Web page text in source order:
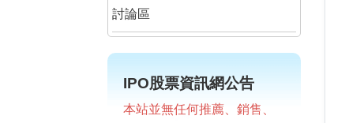
討論區
IPO股票資訊網公告
本站並無任何推薦、銷售、